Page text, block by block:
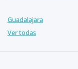
Guadalajara
Ver todas